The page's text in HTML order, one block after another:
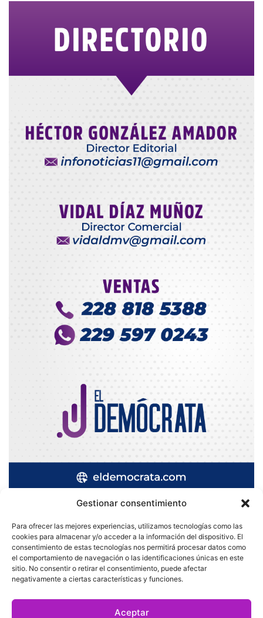
Gestionar consentimiento
Para ofrecer las mejores experiencias, utilizamos tecnologías como las
cookies para almacenar y/o acceder a la información del dispositivo. El
consentimiento de estas tecnologías nos permitirá procesar datos como
el comportamiento de navegación o las identificaciones únicas en este
sitio. No consentir o retirar el consentimiento, puede afectar
negativamente a ciertas características y funciones.
Aceptar
Quatromedia Telecomunicaciones © Copyright 2025, Todos los
derechos reservados
|Aviso de Privacidad|Política de Cookies|Defensoría de la
Audiencia|